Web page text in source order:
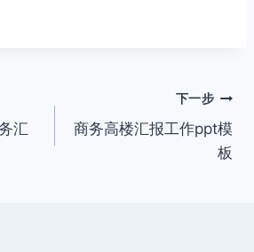
汇
下一步
商务高楼汇报工作ppt模
板